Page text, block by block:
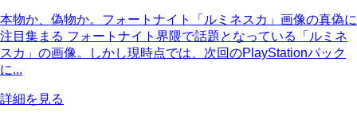
本物か、偽物か。フォートナイト「ルミネスカ」画像の真偽に
注目集まる フォートナイト界隈で話題となっている「ルミネ
スカ」の画像。しかし現時点では、次回のPlayStationパック
に...
詳細を見る